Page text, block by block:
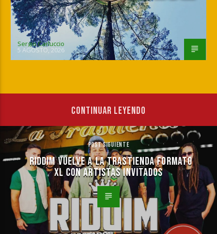
Sergio Carluccio
5 AGOSTO, 2026
CONTINUAR LEYENDO
POST SIGUIENTE
RIDDIM VUELVE A LA TRASTIENDA FORMATO
XL CON ARTISTAS INVITADOS